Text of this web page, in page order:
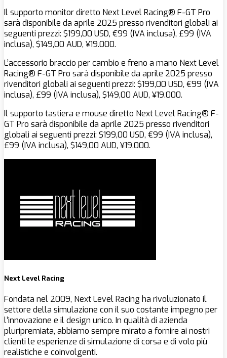
Il supporto monitor diretto Next Level Racing® F-GT Pro
sarà disponibile da aprile 2025 presso rivenditori globali ai
seguenti prezzi: $‌199,00 USD, €99 (IVA inclusa), £99 (IVA
inclusa), $‌149,00 AUD, ¥19.000.
L’accessorio braccio per cambio e freno a mano Next Level
Racing® F-GT Pro sarà disponibile da aprile 2025 presso
rivenditori globali ai seguenti prezzi: $‌199,00 USD, €99 (IVA
inclusa), £99 (IVA inclusa), $‌149,00 AUD, ¥19.000.
Il supporto tastiera e mouse diretto Next Level Racing® F-
GT Pro sarà disponibile da aprile 2025 presso rivenditori
globali ai seguenti prezzi: $‌199,00 USD, €99 (IVA inclusa),
£99 (IVA inclusa), $‌149,00 AUD, ¥19.000.
Next Level Racing
Fondata nel 2009, Next Level Racing ha rivoluzionato il
settore della simulazione con il suo costante impegno per
l’innovazione e il design unico. In qualità di azienda
pluripremiata, abbiamo sempre mirato a fornire ai nostri
clienti le esperienze di simulazione di corsa e di volo più
realistiche e coinvolgenti.